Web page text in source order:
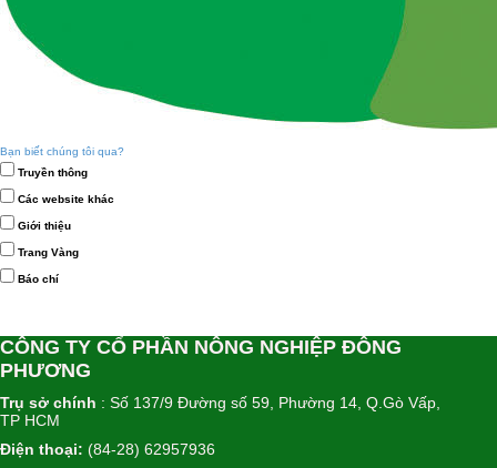
Bạn biết chúng tôi qua?
Truyền thông
Các website khác
Giới thiệu
Trang Vàng
Báo chí
CÔNG TY CỔ PHẦN NÔNG NGHIỆP ĐÔNG
PHƯƠNG
Trụ sở chính : Số 137/9 Đường số 59, Phường 14, Q.Gò Vấp,
TP HCM
Điện thoại: (84-28) 62957936